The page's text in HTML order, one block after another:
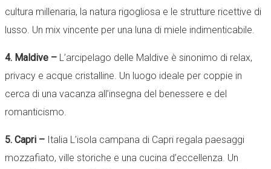
cultura millenaria, la natura rigogliosa e le strutture ricettive di
lusso. Un mix vincente per una luna di miele indimenticabile.
4. Maldive – L’arcipelago delle Maldive è sinonimo di relax,
privacy e acque cristalline. Un luogo ideale per coppie in
cerca di una vacanza all’insegna del benessere e del
romanticismo.
5. Capri – Italia L’isola campana di Capri regala paesaggi
mozzafiato, ville storiche e una cucina d’eccellenza. Un